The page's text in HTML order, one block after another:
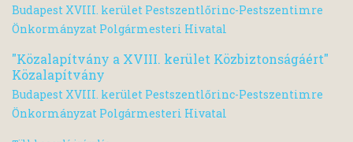
Budapest XVIII. kerület Pestszentlőrinc-Pestszentimre
Önkormányzat Polgármesteri Hivatal
"Közalapítvány a XVIII. kerület Közbiztonságáért"
Közalapítvány
Budapest XVIII. kerület Pestszentlőrinc-Pestszentimre
Önkormányzat Polgármesteri Hivatal